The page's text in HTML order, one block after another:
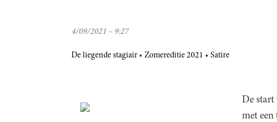
4/09/2021 – 9:27
De liegende stagiair Zomereditie 2021 Satire
De start
met